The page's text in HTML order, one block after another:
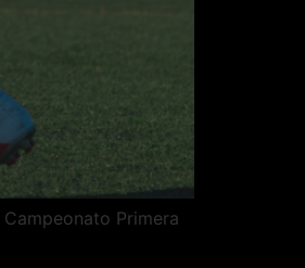
Primera